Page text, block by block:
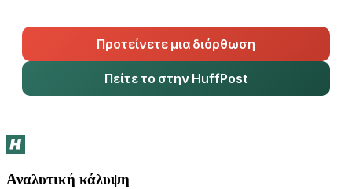
Προτείνετε μια διόρθωση
Πείτε το στην HuffPost
Αναλυτική κάλυψη